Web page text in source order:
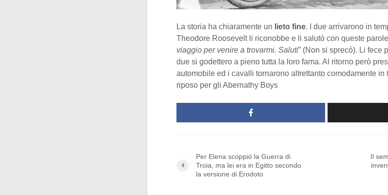
La storia ha chiaramente un lieto fine. I due arrivarono in
Theodore Roosevelt li riconobbe e li salutò con queste parole
viaggio per venire a trovarmi. Saluti” (Non si sprecò). Li fece
due si godettero a pieno tutta la loro fama. Al ritorno però
automobile ed i cavalli tornarono altrettanto comodamente in
riposo per gli Abernathy Boys
Per Elena scoppiò la Guerra di
Troia, ma lei era in Egitto secondo
la versione di Erodoto
Il